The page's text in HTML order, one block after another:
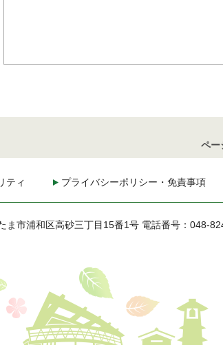
ペー
ティ プライバシーポリシー・免責事項
ま市浦和区高砂三丁目15番1号 電話番号：048-